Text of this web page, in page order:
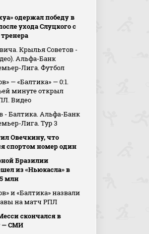
Интервью
МИР
Премьер-Лига.
одержал победу в
ухода Слуцкого с
Крылья Советов -
Альфа-Банк
Лига. Футбол
— «Балтика» — 0:1.
минуте открыл
Видео
- Балтика. Альфа-Банк
Лига. Тур 3
Овечкину, что
спортом номер один
Бразилии
из «Ньюкасла» в
млн
и «Балтика» назвали
на матч РПЛ
скончался в
— СМИ